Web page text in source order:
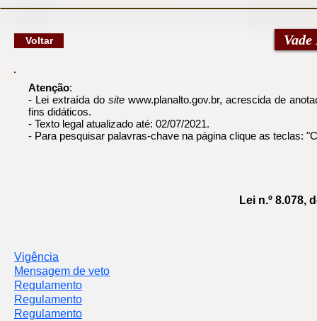
Voltar
Atenção:
- Lei extraída do site www.planalto.gov.br, acrescida de
fins didáticos.
- Texto legal atualizado até: 02/07/2021.
- Para pesquisar palavras-chave na página clique as teclas:
Lei n.º 8.078,
Vigência
Mensagem de veto
Regulamento
Regulamento
Regulamento